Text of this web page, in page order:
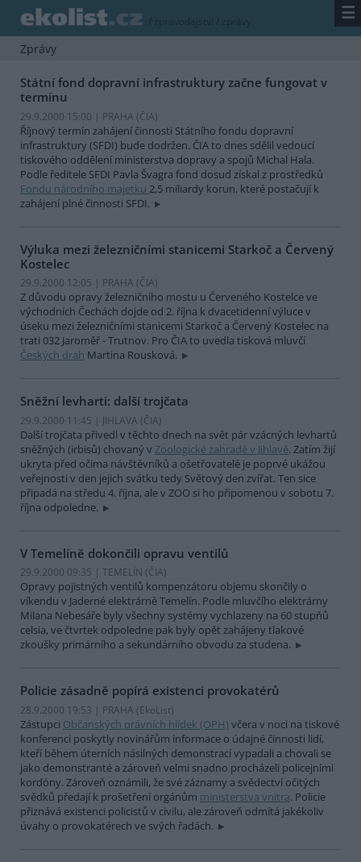
/ zpravodajství / zprávy ☰
Zprávy
Státní fond dopravní infrastruktury začne fungovat v
termínu
29.9.2000 15:00 | PRAHA (ČIA)
Říjnový termín zahájení činnosti Státního fondu dopravní
infrastruktury (SFDI) bude dodržen. ČIA to dnes sdělil vedoucí
tiskového oddělení ministerstva dopravy a spojů Michal Hala.
Podle ředitele SFDI Pavla Švagra fond dosud získal z prostředků
Fondu národního majetku 2,5 miliardy korun, které postačují k
zahájení plné činnosti SFDI.
Výluka mezi železničními stanicemi Starkoč a Červený
Kostelec
29.9.2000 12:05 | PRAHA (ČIA)
Z důvodu opravy železničního mostu u Červeného Kostelce ve
východních Čechách dojde od 2. října k dvacetidenní výluce v
úseku mezi železničními stanicemi Starkoč a Červený Kostelec na
trati 032 Jaroměř - Trutnov. Pro ČIA to uvedla tisková mluvčí
Českých drah Martina Rousková.
Sněžní levharti: další trojčata
29.9.2000 11:45 | JIHLAVA (ČIA)
Další trojčata přivedl v těchto dnech na svět pár vzácných levhartů
sněžných (irbisů) chovaný v Zoologické zahradě v Jihlavě. Zatím žijí
ukryta před očima návštěvníků a ošetřovatelé je poprvé ukážou
veřejnosti v den jejich svátku tedy Světový den zvířat. Ten sice
připadá na středu 4. října, ale v ZOO si ho připomenou v sobotu 7.
října odpoledne.
V Temelíně dokončili opravu ventilů
29.9.2000 09:35 | TEMELÍN (ČIA)
Opravy pojistných ventilů kompenzátoru objemu skončily o
víkendu v Jaderné elektrárně Temelín. Podle mluvčího elektrárny
Milana Nebesáře byly všechny systémy vychlazeny na 60 stupňů
celsia, ve čtvrtek odpoledne pak byly opět zahájeny tlakové
zkoušky primárního a sekundárního obvodu za studena.
Policie zásadně popírá existenci provokatérů
28.9.2000 19:53 | PRAHA (EkoList)
Zástupci Občanských právních hlídek (OPH) včera v noci na tiskové
konferenci poskytly novinářům informace o údajné činnosti lidí,
kteří během úterních násilných demonstrací vypadali a chovali se
jako demonstranté a zároveň velmi snadno procházeli policejními
kordóny. Zároveň oznámili, že své záznamy a svědectví očitých
svědků předají k prošetření orgánům ministerstva vnitra. Policie
přiznává existenci policistů v civilu, ale zároveň odmítá jakékoliv
úvahy o provokatérech ve svých řadách.